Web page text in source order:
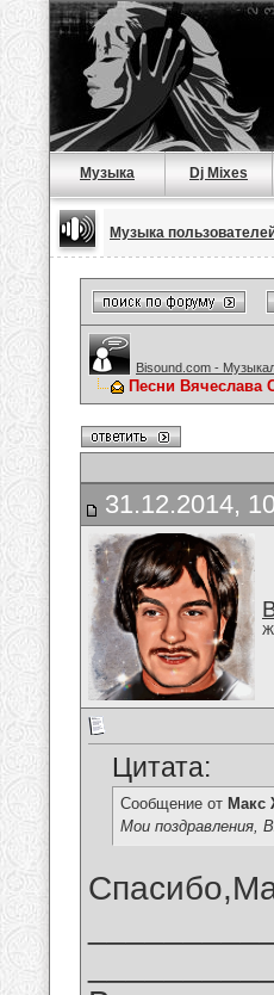
Музыка Dj Mixes
Музыка
Bisound.com -
Песни Вячеслава
31.12.2014,
Цитата:
Сообщение от Макс
Мои поздравления,